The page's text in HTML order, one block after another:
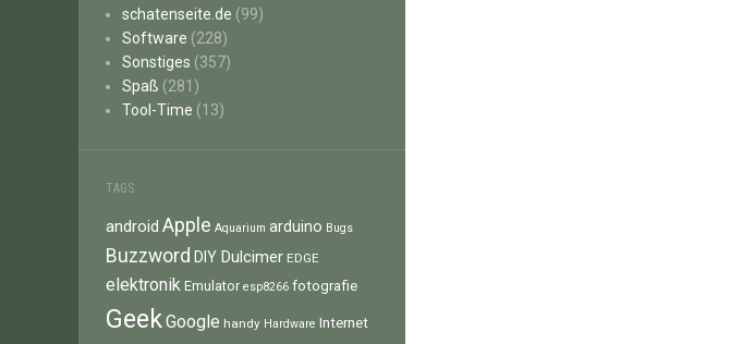
schatenseite.de (99)
Software (228)
Sonstiges (357)
Spaß (281)
Tool-Time (13)
TAGS
android Apple Aquarium arduino Bugs
Buzzword DIY Dulcimer EDGE
elektronik Emulator esp8266 fotografie
GeekGoogle handy Hardware Internet